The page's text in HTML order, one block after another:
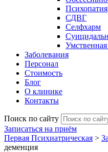
Психопатия
СДВГ
Селфхарм
Умственная
Заболевания
Персонал
Стоимость
Блог
О клинике
Контакты
Поиск по сайту
Записаться на приём
Первая Психиатрическая >
деменция